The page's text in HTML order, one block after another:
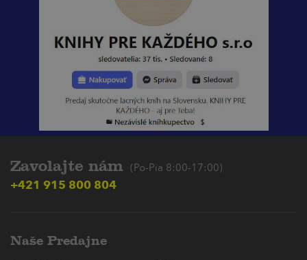
Zavolajte nám (Po-Pia 8:00-17:00)
+421 915 800 804
Naše Predajne